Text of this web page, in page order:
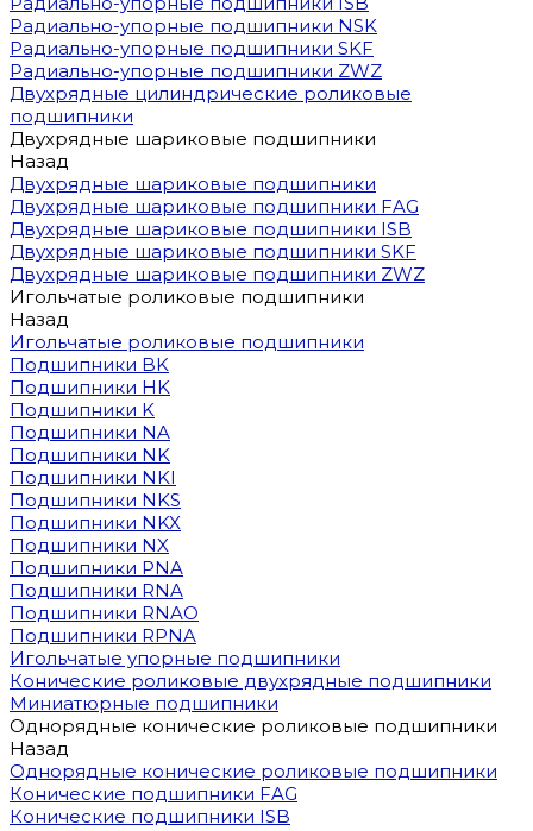
Радиально-упорные подшипники NSK
Радиально-упорные подшипники SKF
Радиально-упорные подшипники ZWZ
Двухрядные цилиндрические роликовые
подшипники
Двухрядные шариковые подшипники
Назад
Двухрядные шариковые подшипники
Двухрядные шариковые подшипники FAG
Двухрядные шариковые подшипники ISB
Двухрядные шариковые подшипники SKF
Двухрядные шариковые подшипники ZWZ
Игольчатые роликовые подшипники
Назад
Игольчатые роликовые подшипники
Подшипники BK
Подшипники HK
Подшипники K
Подшипники NA
Подшипники NK
Подшипники NKI
Подшипники NKS
Подшипники NKX
Подшипники NX
Подшипники PNA
Подшипники RNA
Подшипники RNAO
Подшипники RPNA
Игольчатые упорные подшипники
Конические роликовые двухрядные подшипники
Миниатюрные подшипники
Однорядные конические роликовые подшипники
Назад
Однорядные конические роликовые подшипники
Конические подшипники FAG
Конические подшипники ISB